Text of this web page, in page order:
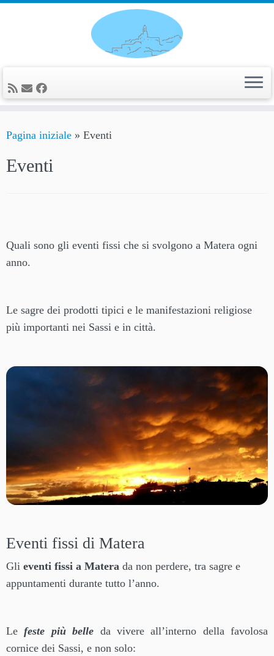
Pagina iniziale » Eventi
Eventi
Quali sono gli eventi fissi che si svolgono a Matera ogni
anno.
Le sagre dei prodotti tipici e le manifestazioni religiose
più importanti nei Sassi e in città.
Eventi fissi di Matera
Gli eventi fissi a Matera da non perdere, tra sagre e
appuntamenti durante tutto l’anno.
Lefeste più belle da vivere all’interno della favolosa
cornice dei Sassi, e non solo: